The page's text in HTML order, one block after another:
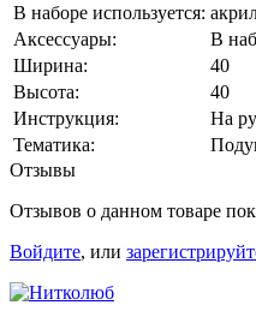
В наборе используется:
Аксессуары:
В
Ширина:
40
Высота:
40
Инструкция:
На
Тематика:
Отзывы
Отзывов о данном товаре
Войдите, или